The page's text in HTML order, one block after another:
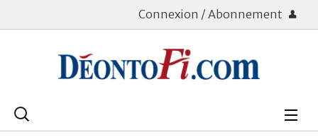
Connexion / Abonnement
Rechercher